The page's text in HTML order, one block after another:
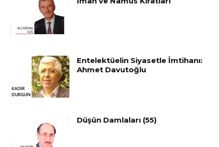
Entelektüelin Siyasetle İmtihanı:
Ahmet Davutoğlu
Düşün Damlaları (55)